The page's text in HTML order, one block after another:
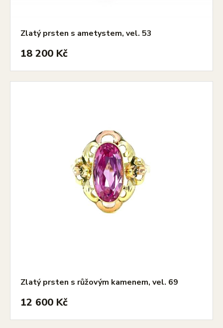
Zlatý prsten s ametystem, vel. 53
18 200 Kč
Zlatý prsten s růžovým kamenem, vel. 69
12 600 Kč